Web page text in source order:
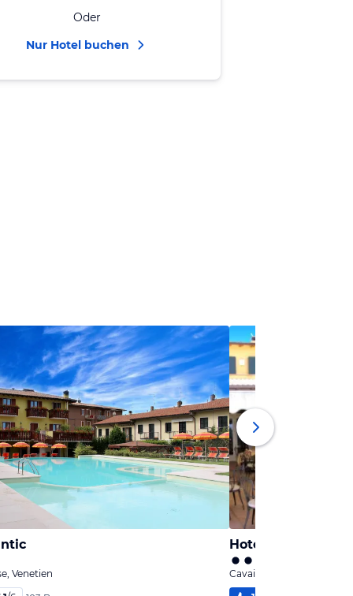
Oder
Nur Hotel buchen
Venetien
Hotel La Dolce
Cavaion Veronese,